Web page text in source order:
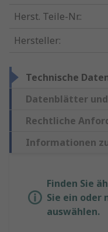
Herst. Teile-Nr.:
Hersteller:
Technische
Datenblätter
Rechtliche
Informationen
Finden Sie
Sie ein oder
auswählen.